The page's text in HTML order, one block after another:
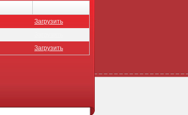
Загрузить
Загрузить